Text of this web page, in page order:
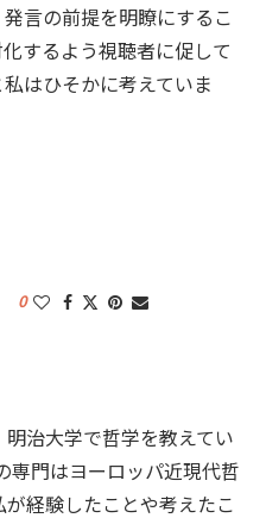
言の前提を明瞭にするこ
するよう視聴者に促して
はひそかに考えていま
0
明治大学で哲学を教えてい
専門はヨーロッパ近現代哲
経験したことや考えたこ